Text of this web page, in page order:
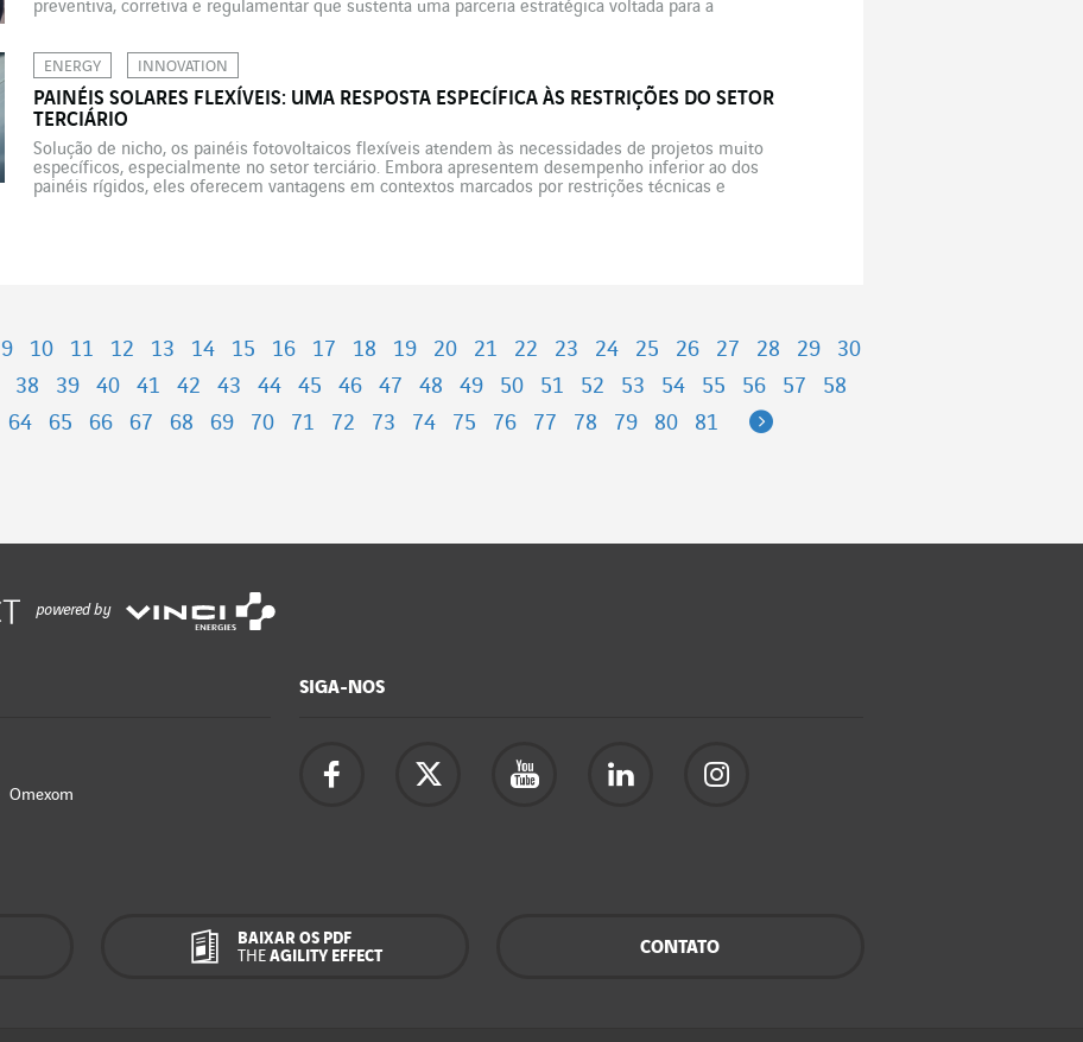
preventiva, corretiva e regulamentar que sustenta uma parceria estratégica voltada para a
ENERGY INNOVATION
PAINÉIS SOLARES FLEXÍVEIS: UMA RESPOSTA ESPECÍFICA ÀS RESTRIÇÕES DO SETOR
TERCIÁRIO
Solução de nicho, os painéis fotovoltaicos flexíveis atendem às necessidades de projetos muito
específicos, especialmente no setor terciário. Embora apresentem desempenho inferior ao dos
painéis rígidos, eles oferecem vantagens em contextos marcados por restrições técnicas e
9 10 11 12 13 14 15 16 17 18 19 20 21 22 23 24 25 26 27 28 29
30
38 39 40 41 42 43 44 45 46 47 48 49 50 51 52 53 54 55 56 57
58
64 65 66 67 68 69 70 71 72 73 74 75 76 77 78 79 80 81 Next
powered by
Omexom
SIGA-NOS
BAIXAR OS PDF
THEAGILITY EFFECT CONTATO